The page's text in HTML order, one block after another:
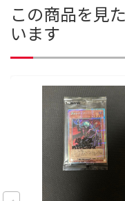
この商品を見
います